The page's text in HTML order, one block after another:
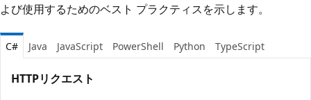
よび使用するためのベスト プラクティスを示します。
C# Java JavaScript PowerShell Python TypeScript
HTTPリクエスト